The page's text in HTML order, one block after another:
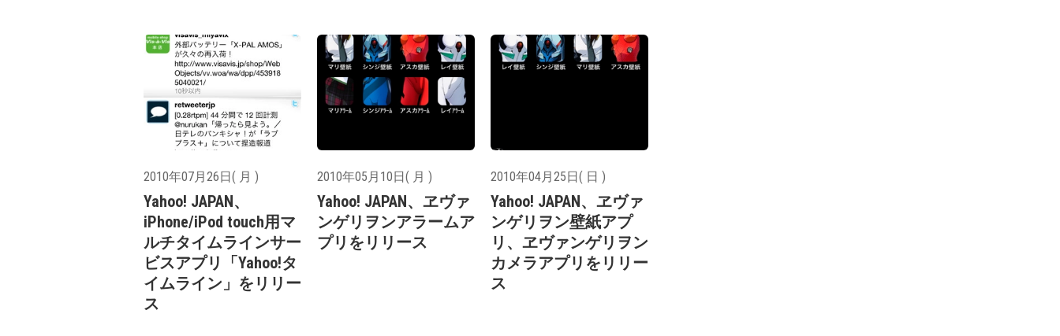
2010年07月26日( 月 )
Yahoo! JAPAN、
iPhone/iPod touch用マ
ルチタイムラインサー
ビスアプリ「Yahoo!タ
イムライン」をリリー
ス
2010年05月10日( 月 )
Yahoo! JAPAN、ヱヴァ
ンゲリヲンアラームア
プリをリリース
2010年04月25日( 日 )
Yahoo! JAPAN、ヱヴァ
ンゲリヲン壁紙アプ
リ、ヱヴァンゲリヲン
カメラアプリをリリー
ス